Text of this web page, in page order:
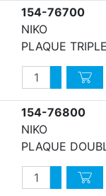
154-76700
NIKO
PLAQUE
Quantité
Diminuer
154-76800
NIKO
PLAQUE
Quantité
Diminuer